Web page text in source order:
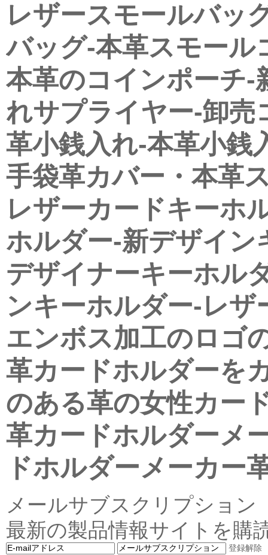
レザースモールバッ
バッグ-本革スモール
本革のコインポーチ-
れサプライヤー-卸売
革小銭入れ-本革小銭
手袋革カバー・本革
レザーカードキーホ
ホルダー-新デザイン
デザイナーキーホル
ンキーホルダー-レザ
エンボス加工のロゴ
革カードホルダーを
のある革の女性カー
革カードホルダーメ
ドホルダーメーカー
メールサブスクリプション
最新の製品情報サイトを購
登録解除